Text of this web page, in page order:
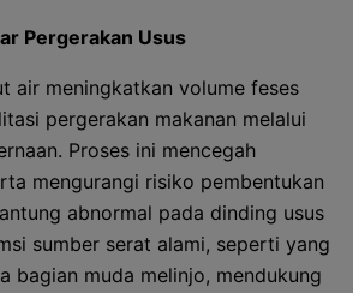
Pergerakan Usus
air meningkatkan volume feses
pergerakan makanan melalui
Proses ini mencegah
mengurangi risiko pembentukan
abnormal pada dinding usus
sumber serat alami, seperti yang
bagian muda melinjo, mendukung